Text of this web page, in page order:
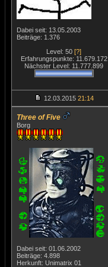
Dabei seit: 13.05.2003
Beiträge: 1.376
Level: 50 [?]
Erfahrungspunkte: 11.679.172
Nächster Level: 11.777.899
12.03.2015 21:14
Three of Five
Borg
Dabei seit: 01.06.2002
Beiträge: 4.898
Herkunft: Unimatrix 01